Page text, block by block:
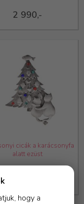
2 990,-
cicák a karácsonyfa
alatt ezüst
hogy a